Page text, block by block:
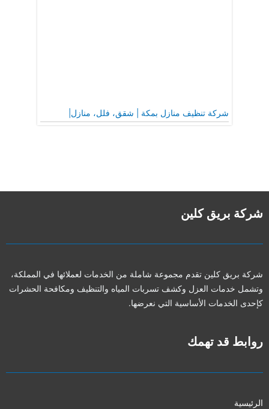
شركة تنظيف منازل بمكة | شقق، فلل، منازل|
شركة بريق كلين
شركة بريق كلين تقدم مجموعة شاملة من الخدمات لعملائها في المملكة،
وتشمل خدمات العزل وكشف تسربات المياه والتنظيف ومكافحة الحشرات
كإحدى الخدمات الأساسية التي نعرضها.
روابط قد تهمك
الرئيسية